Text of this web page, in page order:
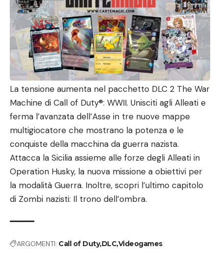
La tensione aumenta nel pacchetto DLC 2 The War
Machine di Call of Duty®: WWII. Unisciti agli Alleati e
ferma l’avanzata dell’Asse in tre nuove mappe
multigiocatore che mostrano la potenza e le
conquiste della macchina da guerra nazista.
Attacca la Sicilia assieme alle forze degli Alleati in
Operation Husky, la nuova missione a obiettivi per
la modalità Guerra. Inoltre, scopri l’ultimo capitolo
di Zombi nazisti: Il trono dell’ombra.
ARGOMENTI: Call of DutyDLCVideogames